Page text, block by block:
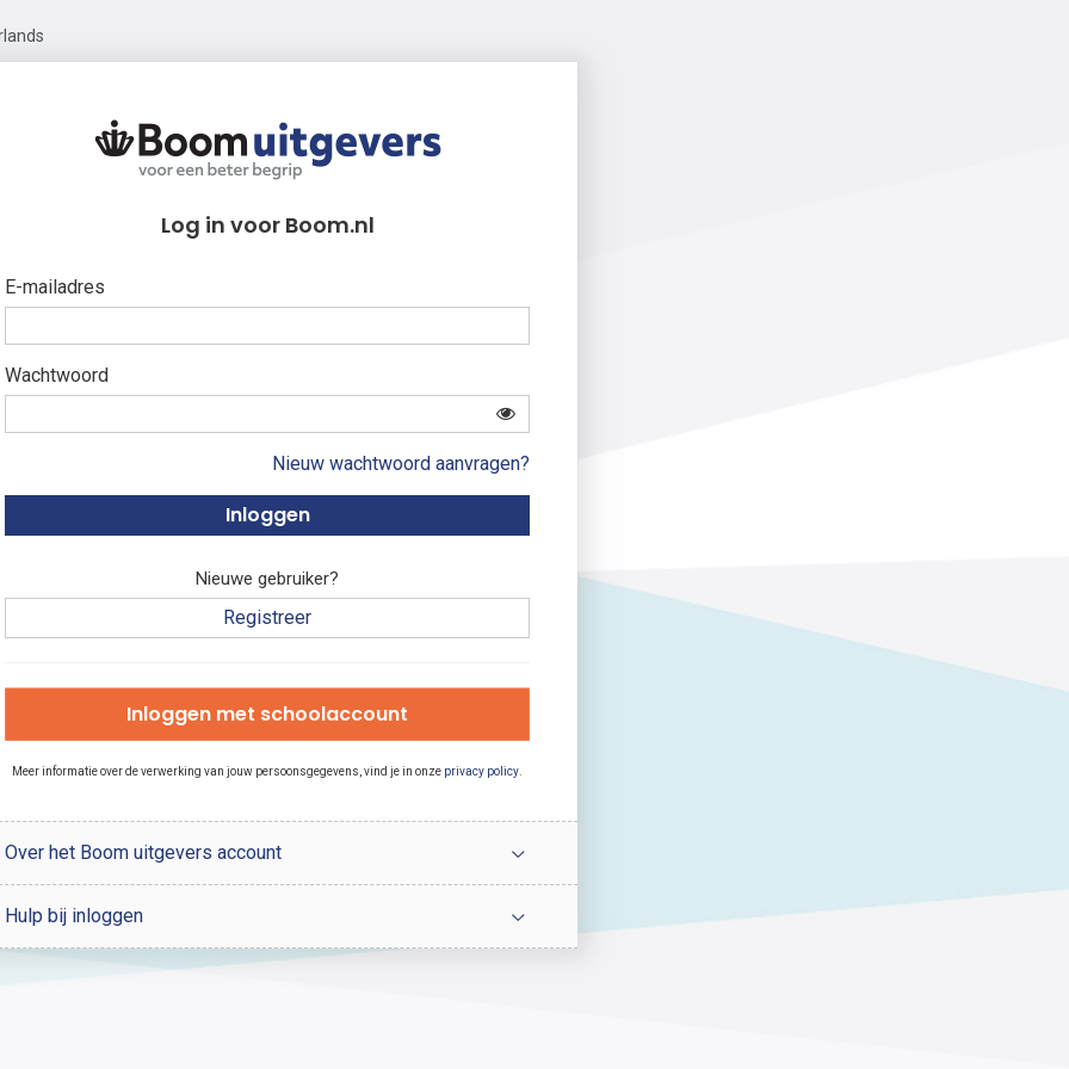
Log in voor Boom.nl
E-mailadres
Wachtwoord
Nieuw wachtwoord aanvragen?
Nieuwe gebruiker?
Registreer
Inloggen met schoolaccount
Meer informatie over de verwerking van jouw persoonsgegevens, vind je in onze privacy policy
Over het Boom uitgevers account
Hulp bij inloggen